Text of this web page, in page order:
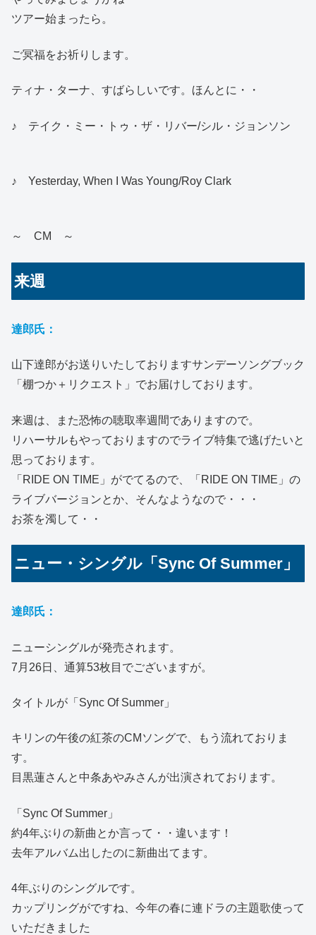
ツアー始まったら。
ご冥福をお祈りします。
ティナ・ターナ、すばらしいです。ほんとに・・
♪ テイク・ミー・トゥ・ザ・リバー/シル・ジョンソン
♪ Yesterday, When I Was Young/Roy Clark
～ CM ～
来週
達郎氏：
山下達郎がお送りいたしておりますサンデーソングブック
「棚つか＋リクエスト」でお届けしております。
来週は、また恐怖の聴取率週間でありますので。
リハーサルもやっておりますのでライブ特集で逃げたいと
思っております。
「RIDE ON TIME」がでてるので、「RIDE ON TIME」の
ライブバージョンとか、そんなようなので・・・
お茶を濁して・・
ニュー・シングル「Sync Of Summer」
達郎氏：
ニューシングルが発売されます。
7月26日、通算53枚目でございますが。
タイトルが「Sync Of Summer」
キリンの午後の紅茶のCMソングで、もう流れておりま
す。
目黒蓮さんと中条あやみさんが出演されております。
「Sync Of Summer」
約4年ぶりの新曲とか言って・・違います！
去年アルバム出したのに新曲出てます。
4年ぶりのシングルです。
カップリングがですね、今年の春に連ドラの主題歌使って
いただきました